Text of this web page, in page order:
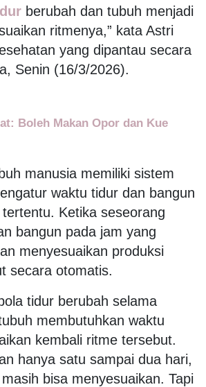
berubah dan tubuh menjadi
ritmenya,” kata Astri
yang dipantau secara
Senin (16/3/2026).
Boleh Makan Opor dan Kue
manusia memiliki sistem
waktu tidur dan bangun
Ketika seseorang
bangun pada jam yang
menyesuaikan produksi
secara otomatis.
tidur berubah selama
membutuhkan waktu
kembali ritme tersebut.
hanya satu sampai dua hari,
bisa menyesuaikan. Tapi